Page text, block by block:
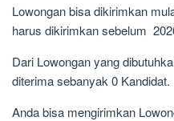
Lowongan bisa dikirimkan
harus dikirimkan sebelum
Dari Lowongan yang
diterima sebanyak 0 Kandidat.
Anda bisa mengirimkan